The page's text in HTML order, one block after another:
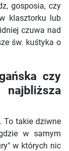
gosposia, czy
klasztorku lub
czuwa nad
św. kuśtyka o
czy
To takie dziwne
w samym
w których nic